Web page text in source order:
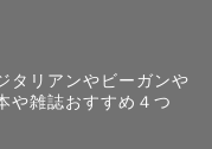
タリアンやビーガンや
や雑誌おすすめ４つ